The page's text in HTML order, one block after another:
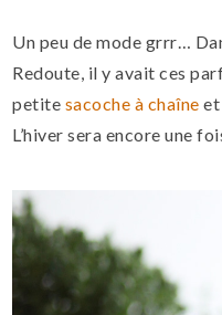
Un peu de mode grrr…
Redoute, il y avait ces
petite sacoche à chaîne
L’hiver sera encore une